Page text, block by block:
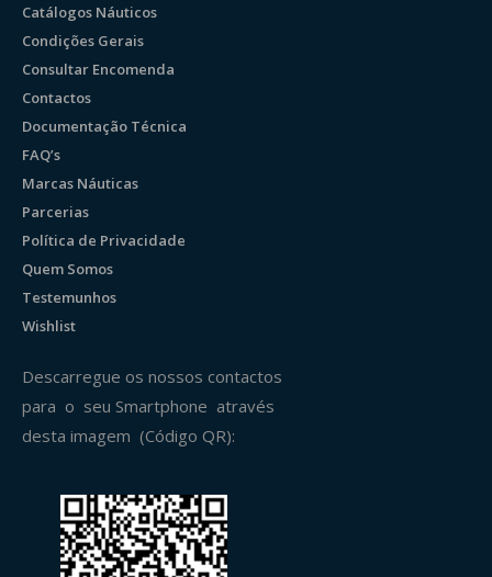
Catálogos Náuticos
Condições Gerais
Consultar Encomenda
Contactos
Documentação Técnica
FAQ’s
Marcas Náuticas
Parcerias
Política de Privacidade
Quem Somos
Testemunhos
Wishlist
Descarregue os nossos contactos
para o seu Smartphone através
desta imagem (Código QR):